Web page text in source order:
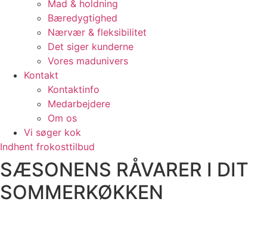
Mad & holdning
Bæredygtighed
Nærvær & fleksibilitet
Det siger kunderne
Vores madunivers
Kontakt
Kontaktinfo
Medarbejdere
Om os
Vi søger kok
Indhent frokosttilbud
SÆSONENS RÅVARER I DIT
SOMMERKØKKEN